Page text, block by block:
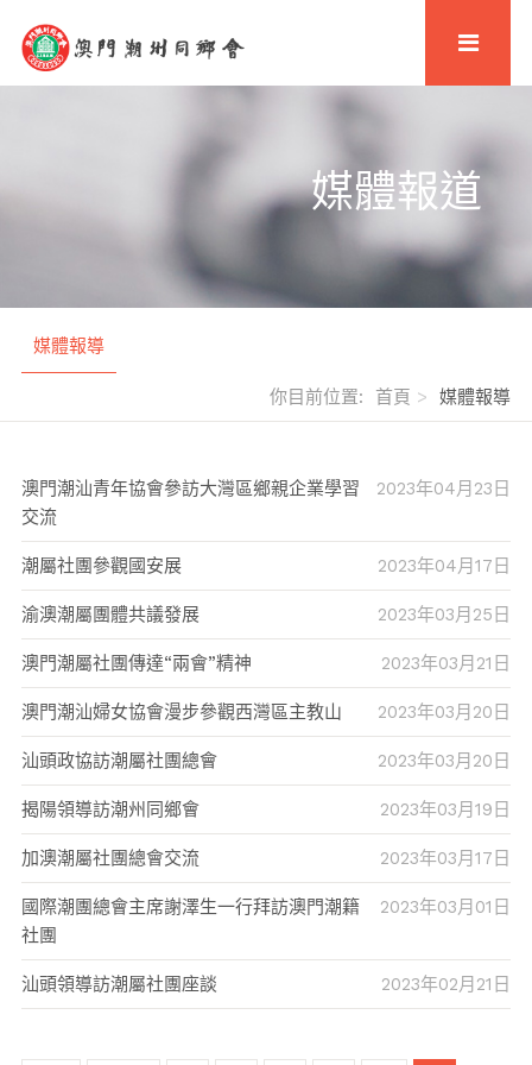
媒體報道
媒體報導
你目前位置: 首頁 媒體報導
澳門潮汕青年協會參訪大灣區鄉親企業學習
交流
2023年04月23日
潮屬社團參觀國安展 2023年04月17日
渝澳潮屬團體共議發展 2023年03月25日
澳門潮屬社團傳達“兩會”精神 2023年03月21日
澳門潮汕婦女協會漫步參觀西灣區主教山 2023年03月20日
汕頭政協訪潮屬社團總會 2023年03月20日
揭陽領導訪潮州同鄉會 2023年03月19日
加澳潮屬社團總會交流 2023年03月17日
國際潮團總會主席謝澤生一行拜訪澳門潮籍
社團
2023年03月01日
汕頭領導訪潮屬社團座談 2023年02月21日